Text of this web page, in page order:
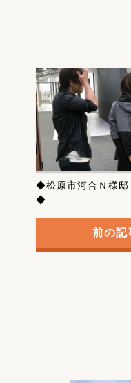
◆松原市河合Ｎ様
◆
前の記